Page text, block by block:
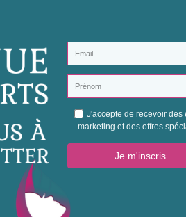
abimés. Convient parfaitement pour
Donnez votre avis